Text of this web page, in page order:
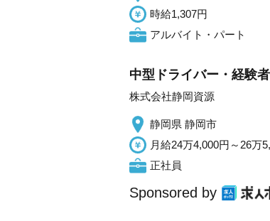
時給1,307円
アルバイト・パート
中型ドライバー・経験
株式会社静岡資源
静岡県 静岡市
月給24万4,000円～26万
正社員
Sponsored by